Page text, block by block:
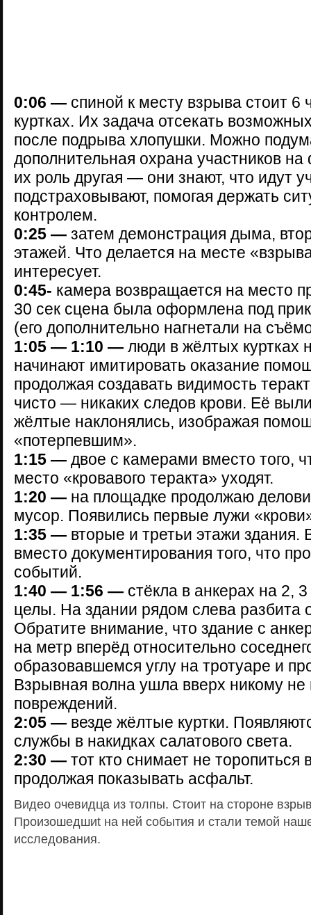
0:06 — спиной к месту взрыва стоит 6
куртках. Их задача отсекать
после подрыва хлопушки. Можно
дополнительная охрана участников
их роль другая — они знают, что идут
подстраховывают, помогая держать
контролем.
0:25 — затем демонстрация дыма,
этажей. Что делается на месте
интересует.
0:45- камера возвращается на место
30 сек сцена была оформлена под
(его дополнительно нагнетали на
1:05 — 1:10 — люди в жёлтых куртках
начинают имитировать оказание
продолжая создавать видимость
чисто — никаких следов крови. Её
жёлтые наклонялись, изображая
«потерпевшим».
1:15 — двое с камерами вместо того,
место «кровавого теракта» уходят.
1:20 — на площадке продолжаю
мусор. Появились первые лужи
1:35 — вторые и третьи этажи здания.
вместо документирования того, что
событий.
1:40 — 1:56 — стёкла в анкерах на 2,
целы. На здании рядом слева разбита
Обратите внимание, что здание с
на метр вперёд относительно
образовавшемся углу на тротуаре и
Взрывная волна ушла вверх никому не
повреждений.
2:05 — везде жёлтые куртки.
службы в накидках салатового света.
2:30 — тот кто снимает не торопиться
продолжая показывать асфальт.
Видео очевидца из толпы. Стоит на стороне
Произошедшиt на ней события и стали темой
исследования.